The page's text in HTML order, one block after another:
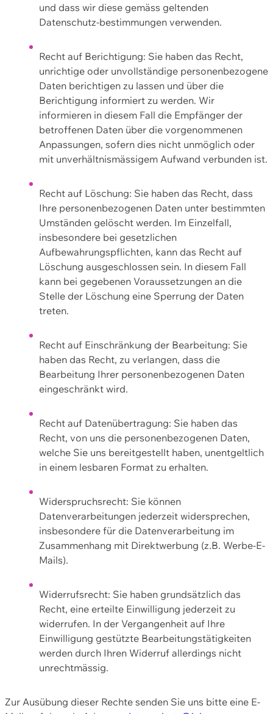
und dass wir diese gemäss geltenden
Datenschutz-bestimmungen verwenden.
Recht auf Berichtigung: Sie haben das Recht,
unrichtige oder unvollständige personenbezogene
Daten berichtigen zu lassen und über die
Berichtigung informiert zu werden. Wir
informieren in diesem Fall die Empfänger der
betroffenen Daten über die vorgenommenen
Anpassungen, sofern dies nicht unmöglich oder
mit unverhältnismässigem Aufwand verbunden ist.
Recht auf Löschung: Sie haben das Recht, dass
Ihre personenbezogenen Daten unter bestimmten
Umständen gelöscht werden. Im Einzelfall,
insbesondere bei gesetzlichen
Aufbewahrungspflichten, kann das Recht auf
Löschung ausgeschlossen sein. In diesem Fall
kann bei gegebenen Voraussetzungen an die
Stelle der Löschung eine Sperrung der Daten
treten.
Recht auf Einschränkung der Bearbeitung: Sie
haben das Recht, zu verlangen, dass die
Bearbeitung Ihrer personenbezogenen Daten
eingeschränkt wird.
Recht auf Datenübertragung: Sie haben das
Recht, von uns die personenbezogenen Daten,
welche Sie uns bereitgestellt haben, unentgeltlich
in einem lesbaren Format zu erhalten.
Widerspruchsrecht: Sie können
Datenverarbeitungen jederzeit widersprechen,
insbesondere für die Datenverarbeitung im
Zusammenhang mit Direktwerbung (z.B. Werbe-E-
Mails).
Widerrufsrecht: Sie haben grundsätzlich das
Recht, eine erteilte Einwilligung jederzeit zu
widerrufen. In der Vergangenheit auf Ihre
Einwilligung gestützte Bearbeitungstätigkeiten
werden durch Ihren Widerruf allerdings nicht
unrechtmässig.
Zur Ausübung dieser Rechte senden Sie uns bitte eine E-